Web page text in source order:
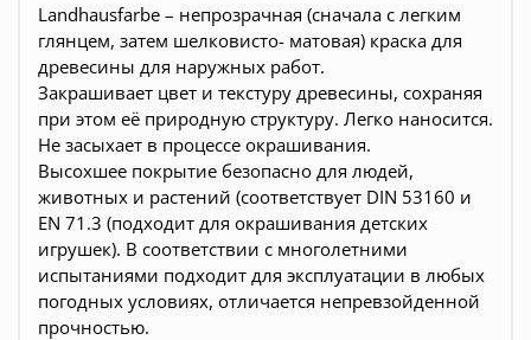
Landhausfarbe – непрозрачная (сначала с легким
глянцем, затем шелковисто- матовая) краска для
древесины для наружных работ.
Закрашивает цвет и текстуру древесины, сохраняя
при этом её природную структуру. Легко наносится.
Не засыхает в процессе окрашивания.
Высохшее покрытие безопасно для людей,
животных и растений (соответствует DIN 53160 и
EN 71.3 (подходит для окрашивания детских
игрушек). В соответствии с многолетними
испытаниями подходит для эксплуатации в любых
погодных условиях, отличается непревзойденной
прочностью.